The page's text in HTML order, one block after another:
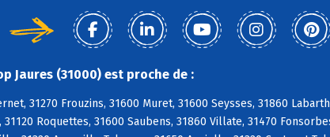
Jaures (31000) est proche de :
31270 Frouzins, 31600 Muret, 31600 Seysses, 31860
Roquettes, 31600 Saubens, 31860 Villate, 31470